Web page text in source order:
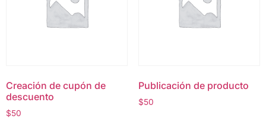
Creación de cupón de
descuento
$50
Publicación de producto
$50